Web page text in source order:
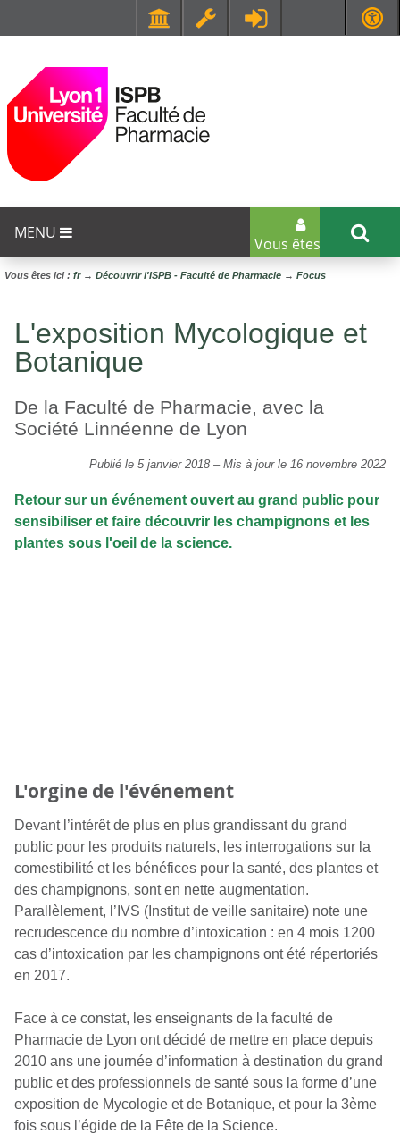
MENU
Vous êtes...
Vous êtes ici : fr→ Découvrir l'ISPB - Faculté de Pharmacie → Focus
L'exposition Mycologique et
Botanique
De la Faculté de Pharmacie, avec la
Société Linnéenne de Lyon
Publié le 5 janvier 2018 – Mis à jour le 16 novembre 2022
Retour sur un événement ouvert au grand public pour
sensibiliser et faire découvrir les champignons et les
plantes sous l'oeil de la science.
L'orgine de l'événement
Devant l’intérêt de plus en plus grandissant du grand
public pour les produits naturels, les interrogations sur la
comestibilité et les bénéfices pour la santé, des plantes et
des champignons, sont en nette augmentation.
Parallèlement, l’IVS (Institut de veille sanitaire) note une
recrudescence du nombre d’intoxication : en 4 mois 1200
cas d’intoxication par les champignons ont été répertoriés
en 2017.
Face à ce constat, les enseignants de la faculté de
Pharmacie de Lyon ont décidé de mettre en place depuis
2010 ans une journée d’information à destination du grand
public et des professionnels de santé sous la forme d’une
exposition de Mycologie et de Botanique, et pour la 3ème
fois sous l’égide de la Fête de la Science.